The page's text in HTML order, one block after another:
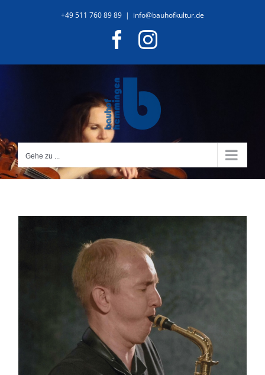
+49 511 760 89 89 | info@bauhofkultur.de
Facebook
Instagram
Gehe zu ...